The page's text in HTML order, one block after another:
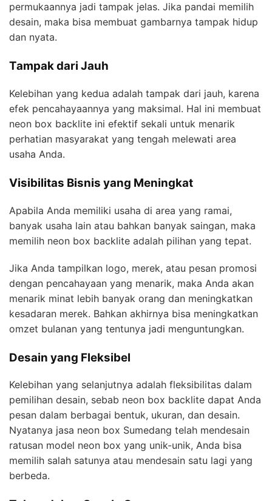
permukaannya jadi tampak jelas. Jika pandai memilih
desain, maka bisa membuat gambarnya tampak hidup
dan nyata.
Tampak dari Jauh
Kelebihan yang kedua adalah tampak dari jauh, karena
efek pencahayaannya yang maksimal. Hal ini membuat
neon box backlite ini efektif sekali untuk menarik
perhatian masyarakat yang tengah melewati area
usaha Anda.
Visibilitas Bisnis yang Meningkat
Apabila Anda memiliki usaha di area yang ramai,
banyak usaha lain atau bahkan banyak saingan, maka
memilih neon box backlite adalah pilihan yang tepat.
Jika Anda tampilkan logo, merek, atau pesan promosi
dengan pencahayaan yang menarik, maka Anda akan
menarik minat lebih banyak orang dan meningkatkan
kesadaran merek. Bahkan akhirnya bisa meningkatkan
omzet bulanan yang tentunya jadi menguntungkan.
Desain yang Fleksibel
Kelebihan yang selanjutnya adalah fleksibilitas dalam
pemilihan desain, sebab neon box backlite dapat Anda
pesan dalam berbagai bentuk, ukuran, dan desain.
Nyatanya jasa neon box Sumedang telah mendesain
ratusan model neon box yang unik-unik, Anda bisa
memilih salah satunya atau mendesain satu lagi yang
berbeda.